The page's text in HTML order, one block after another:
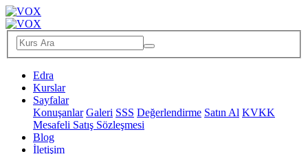
Edra
Kurslar
Sayfalar
Konuşanlar Galeri SSS Değerlendirme Satın Al KVKK
Mesafeli Satış Sözleşmesi
Blog
İletişim